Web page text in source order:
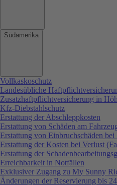
Südamerika
Vollkaskoschutz
Landesübliche
Zusatzhaftpflichtversicherung in
Kfz-Diebstahlschutz
Erstattung der Abschleppkosten
Erstattung von Schäden am
Erstattung von Einbruchschäden bei
Erstattung der Kosten bei Verlust
Erstattung der
Erreichbarkeit in Notfällen
Exklusiver Zugang zu My Sunny
Änderungen der Reservierung bis